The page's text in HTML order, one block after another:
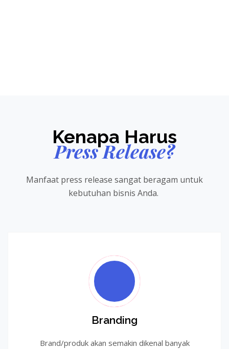
Kenapa Harus
Press Release?
Manfaat press release sangat beragam untuk
kebutuhan bisnis Anda.
Branding
Brand/produk akan semakin dikenal banyak